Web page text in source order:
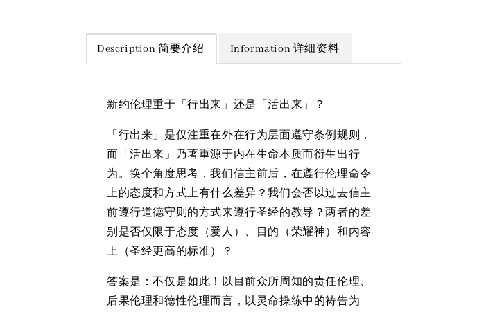
Description 简要介绍 Information 详细资料
新约伦理重于「行出来」还是「活出来」？
「行出来」是仅注重在外在行为层面遵守条例规则，
而「活出来」乃著重源于内在生命本质而衍生出行
为。换个角度思考，我们信主前后，在遵行伦理命令
上的态度和方式上有什么差异？我们会否以过去信主
前遵行道德守则的方式来遵行圣经的教导？两者的差
别是否仅限于态度（爱人）、目的（荣耀神）和内容
上（圣经更高的标准）？
答案是：不仅是如此！以目前众所周知的责任伦理、
后果伦理和德性伦理而言，以灵命操练中的祷告为